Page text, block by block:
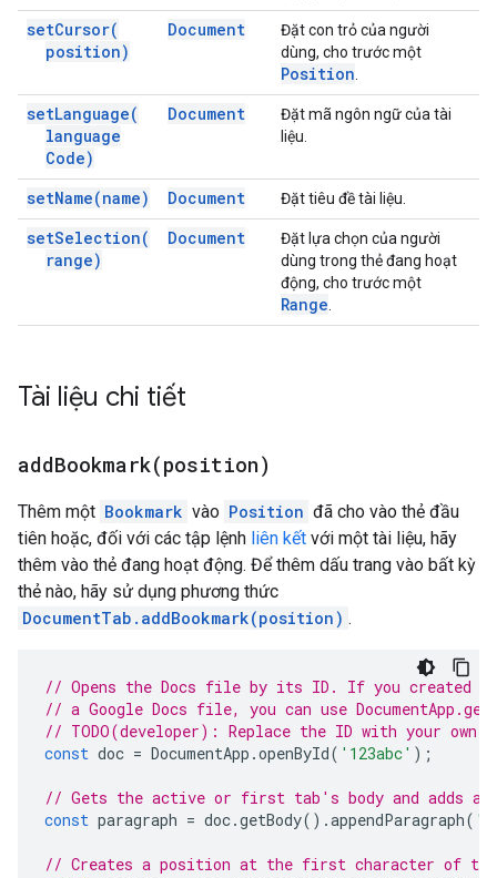
setCursor(
position)
Document
Đặt con trỏ của người
dùng, cho trước một
Position
setLanguage(
language
Code)
Document
Đặt mã ngôn ngữ của tài
liệu.
setName(name) Document Đặt tiêu đề tài liệu.
setSelection(
range)
Document
Đặt lựa chọn của người
dùng trong thẻ đang hoạt
động, cho trước một
Range
Tài liệu chi tiết
addBookmark(position)
Thêm một Bookmark vào Position đã cho vào thẻ đầu
tiên hoặc, đối với các tập lệnh liên kết với một tài liệu, hãy
thêm vào thẻ đang hoạt động. Để thêm dấu trang vào bất kỳ
thẻ nào, hãy sử dụng phương thức
DocumentTab.addBookmark(position) .
// Opens the Docs file by its ID. If you created
// a Google Docs file, you can use
// TODO(developer): Replace the ID with your own.
const doc = DocumentApp .openById( '123abc' );
// Gets the active or first tab's body and adds a
const paragraph = doc.getBody().appendParagraph(
// Creates a position at the first character of the